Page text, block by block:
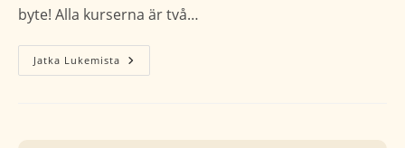
byte! Alla kurserna är två…
Jatka Lukemista Fusku